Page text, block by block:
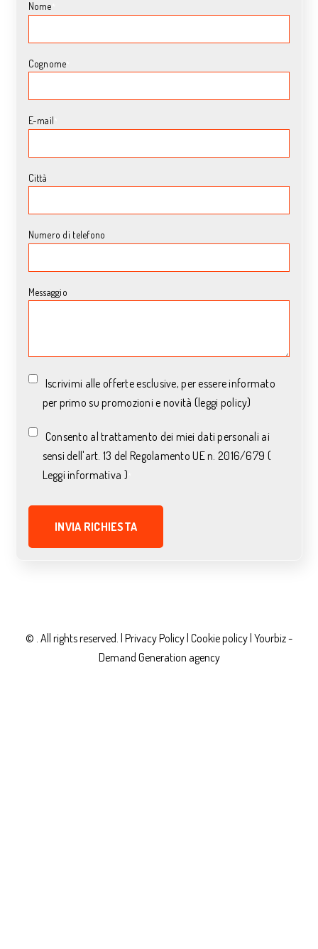
Nome
Cognome
E-mail
Città
Numero di telefono
Messaggio
Iscrivimi alle offerte esclusive, per essere informato
per primo su promozioni e novità (leggi policy)
Consento al trattamento dei miei dati personali ai
sensi dell'art. 13 del Regolamento UE n. 2016/679 (
Leggi informativa )
© . All rights reserved. | Privacy Policy| Cookie policy | Yourbiz -
Demand Generation agency